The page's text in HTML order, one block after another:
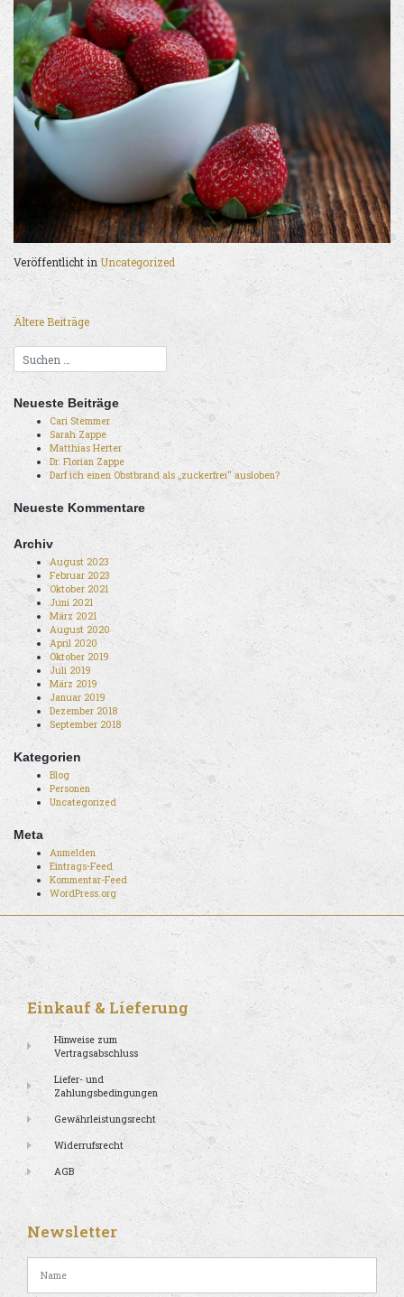
Veröffentlicht in Uncategorized
Ältere Beiträge
Neueste Beiträge
Cari Stemmer
Sarah Zappe
Matthias Herter
Dr. Florian Zappe
Darf ich einen Obstbrand als „zuckerfrei“ ausloben?
Neueste Kommentare
Archiv
August 2023
Februar 2023
Oktober 2021
Juni 2021
März 2021
August 2020
April 2020
Oktober 2019
Juli 2019
März 2019
Januar 2019
Dezember 2018
September 2018
Kategorien
Blog
Personen
Uncategorized
Meta
Anmelden
Eintrags-Feed
Kommentar-Feed
WordPress.org
Einkauf & Lieferung
Hinweise zum
Vertragsabschluss
Liefer- und
Zahlungsbedingungen
Gewährleistungsrecht
Widerrufsrecht
AGB
Newsletter